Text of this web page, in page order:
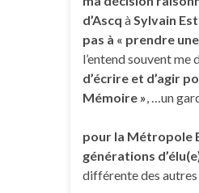
d’Ascq àSylvain
pas à « prendre
l’entend souvent me
d’écrire et d’agir
Mémoire », …un
pour la Métropole
générations
différente des autres